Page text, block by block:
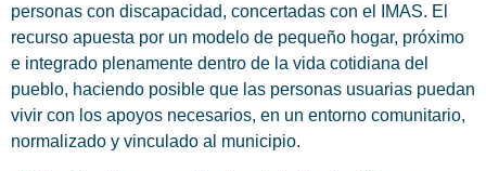
personas con discapacidad, concertadas con el IMAS. El
recurso apuesta por un modelo de pequeño hogar, próximo
e integrado plenamente dentro de la vida cotidiana del
pueblo, haciendo posible que las personas usuarias puedan
vivir con los apoyos necesarios, en un entorno comunitario,
normalizado y vinculado al municipio.